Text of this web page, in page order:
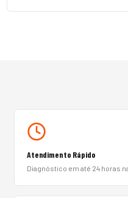
Mondial. Conserto rápido
Atendimento Rápido
Diagnóstico em até 24 horas